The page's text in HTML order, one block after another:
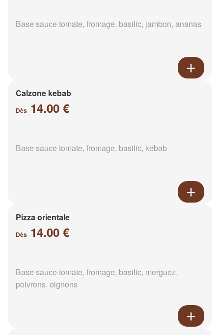
Base sauce tomate, fromage, basilic, jambon, ananas
Calzone kebab
Dès 14.00 €
Base sauce tomate, fromage, basilic, kebab
Pizza orientale
Dès 14.00 €
Base sauce tomate, fromage, basilic, merguez,
poivrons, oignons